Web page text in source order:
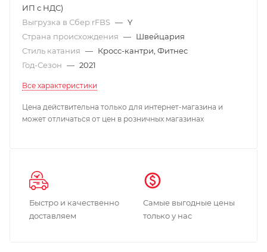
ИП с НДС)
Выгрузка в Сбер rFBS — Y
Страна происхождения — Швейцария
Стиль катания — Кросс-кантри, Фитнес
Год-Сезон — 2021
Все характеристики
Цена действительна только для интернет-магазина и
может отличаться от цен в розничных магазинах
Быстро и качественно
доставляем
Самые выгодные цены
только у нас